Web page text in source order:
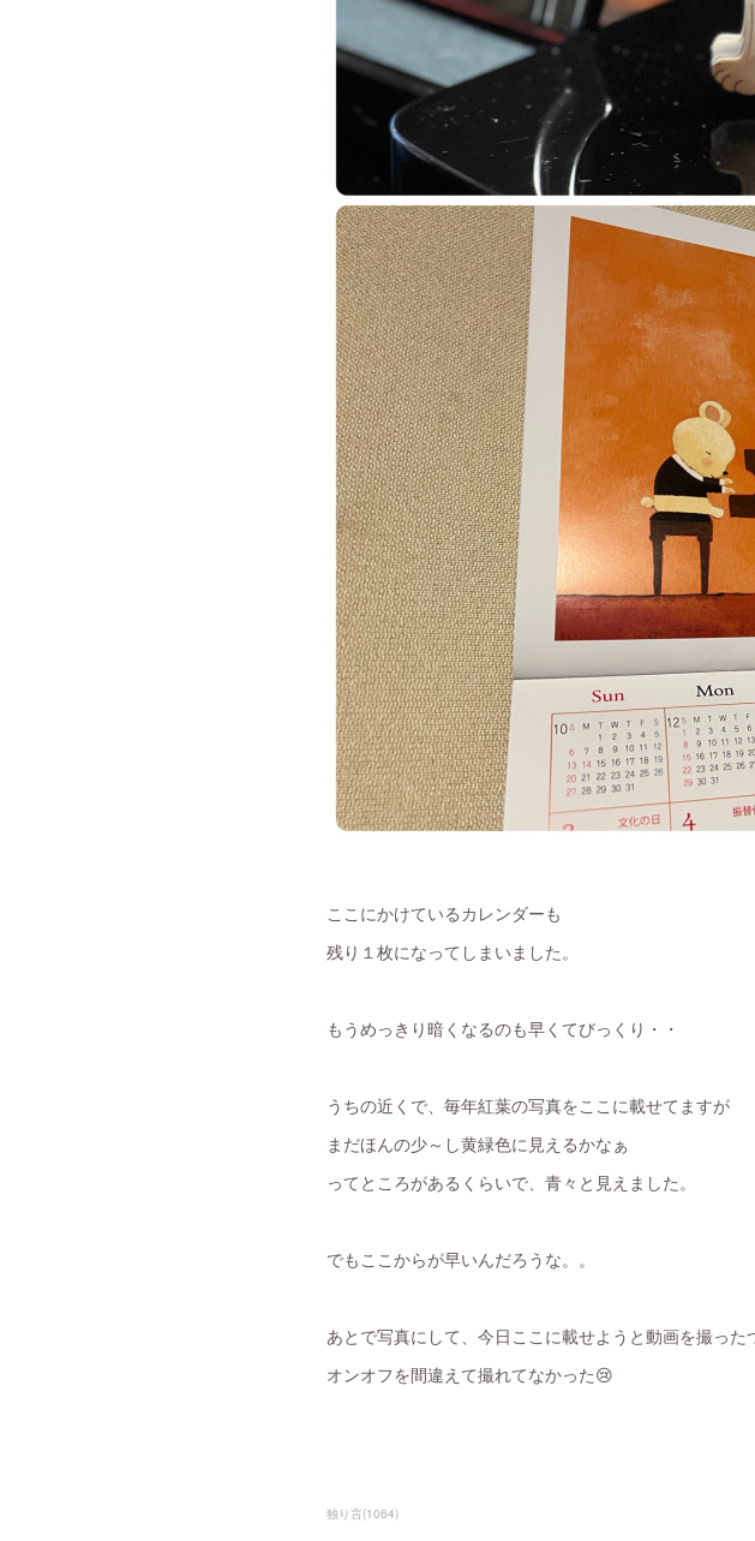
ここにかけているカレンダーも
残り１枚になってしまいました。
もうめっきり暗くなるのも早くてびっくり・・
うちの近くで、毎年紅葉の写真をここに載せてますが
まだほんの少～し黄緑色に見えるかなぁ
ってところがあるくらいで、青々と見えました。
でもここからが早いんだろうな。。
あとで写真にして、今日ここに載せようと動画を撮った
オンオフを間違えて撮れてなかった😢
独り言(1064)